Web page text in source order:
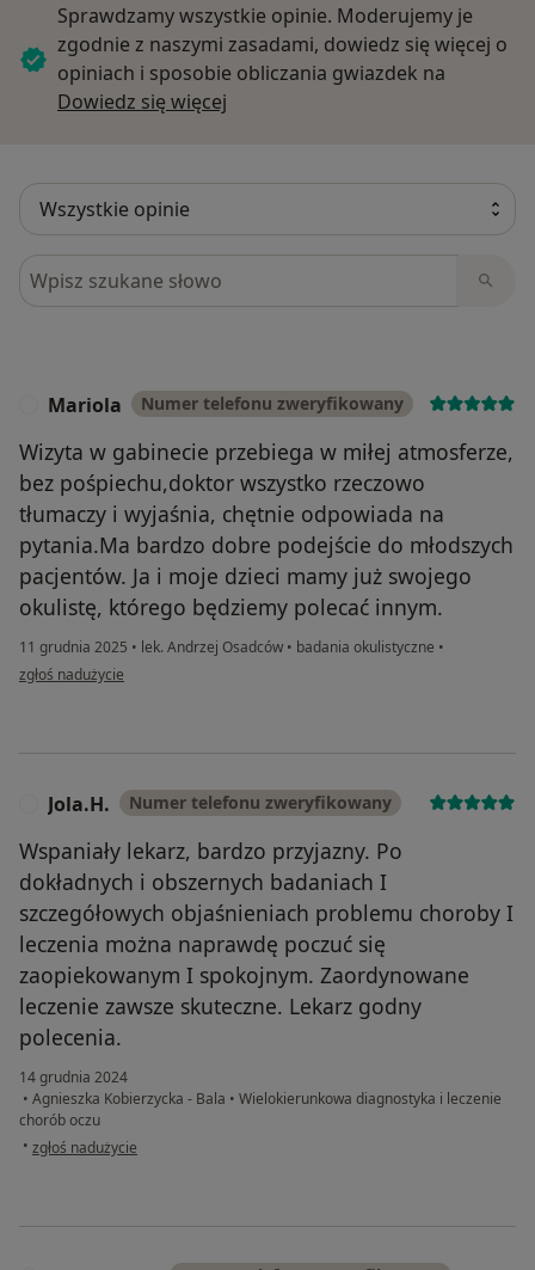
Sprawdzamy wszystkie opinie. Moderujemy je
zgodnie z naszymi zasadami, dowiedz się więcej o
opiniach i sposobie obliczania gwiazdek na
Dowiedz się więcej
Szukaj w opiniach
Mariola Numer telefonu zweryfikowany
Wizyta w gabinecie przebiega w miłej atmosferze,
bez pośpiechu,doktor wszystko rzeczowo
tłumaczy i wyjaśnia, chętnie odpowiada na
pytania.Ma bardzo dobre podejście do młodszych
pacjentów. Ja i moje dzieci mamy już swojego
okulistę, którego będziemy polecać innym.
11 grudnia 2025 • lek. Andrzej Osadców • badania okulistyczne •
w opinii użytkownika Mariola
zgłoś nadużycie
Jola.H. Numer telefonu zweryfikowany
Wspaniały lekarz, bardzo przyjazny. Po
dokładnych i obszernych badaniach I
szczegółowych objaśnieniach problemu choroby I
leczenia można naprawdę poczuć się
zaopiekowanym I spokojnym. Zaordynowane
leczenie zawsze skuteczne. Lekarz godny
polecenia.
14 grudnia 2024
• Agnieszka Kobierzycka - Bala • Wielokierunkowa diagnostyka i leczenie
chorób oczu
• w opinii użytkownika Jola.H.
zgłoś nadużycie